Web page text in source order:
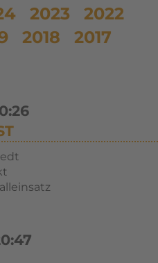
2023
2022
2018
2017